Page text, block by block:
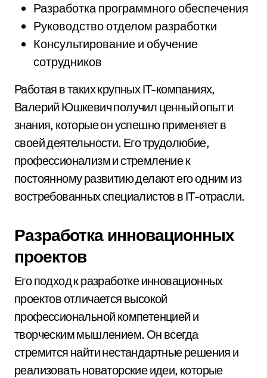
Разработка программного обеспечения
Руководство отделом разработки
Консультирование и обучение
сотрудников
Работая в таких крупных IT-компаниях,
Валерий Юшкевич получил ценный опыт и
знания, которые он успешно применяет в
своей деятельности. Его трудолюбие,
профессионализм и стремление к
постоянному развитию делают его одним из
востребованных специалистов в IT-отрасли.
Разработка инновационных
проектов
Его подход к разработке инновационных
проектов отличается высокой
профессиональной компетенцией и
творческим мышлением. Он всегда
стремится найти нестандартные решения и
реализовать новаторские идеи, которые